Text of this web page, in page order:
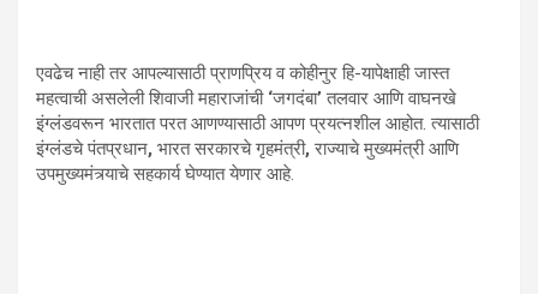
एवढेच नाही तर आपल्यासाठी प्राणप्रिय व कोहीनुर हि-यापेक्षाही जास्त
महत्वाची असलेली शिवाजी महाराजांची ‘जगदंबा’तलवार आणि वाघनखे
इंग्लंडवरून भारतात परत आणण्यासाठी आपण प्रयत्नशील आहोत. त्यासाठी
इंग्‍लंडचे पंतप्रधान, भारत सरकारचे गृहमंत्री,राज्याचे मुख्यमंत्री आणि
उपमुख्यमंत्र्याचे सहकार्य घेण्यात येणार आहे.